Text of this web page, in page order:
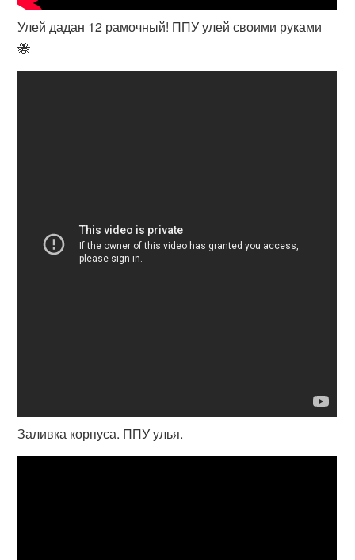
Улей дадан 12 рамочный! ППУ улей своими руками
🐝
Заливка корпуса. ППУ улья.